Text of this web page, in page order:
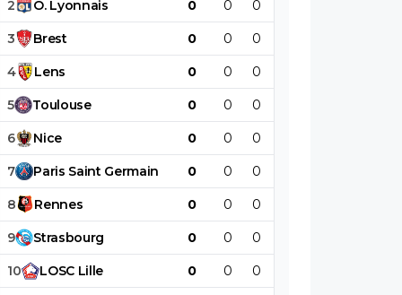
2 O. Lyonnais 0 0 0
3 Brest 0 0 0
4 Lens 0 0 0
5 Toulouse 0 0 0
6 Nice 0 0 0
7 Paris Saint Germain 0 0 0
8 Rennes 0 0 0
9 Strasbourg 0 0 0
10 LOSC Lille 0 0 0